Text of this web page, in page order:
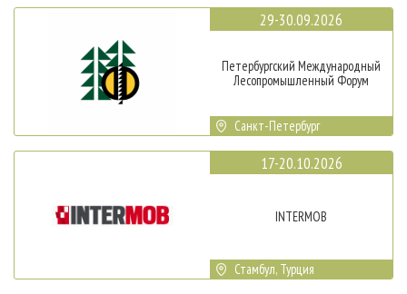
29-30.09.2026
Петербургский Международный
Лесопромышленный Форум
Санкт-Петербург
17-20.10.2026
INTERMOB
Стамбул, Турция